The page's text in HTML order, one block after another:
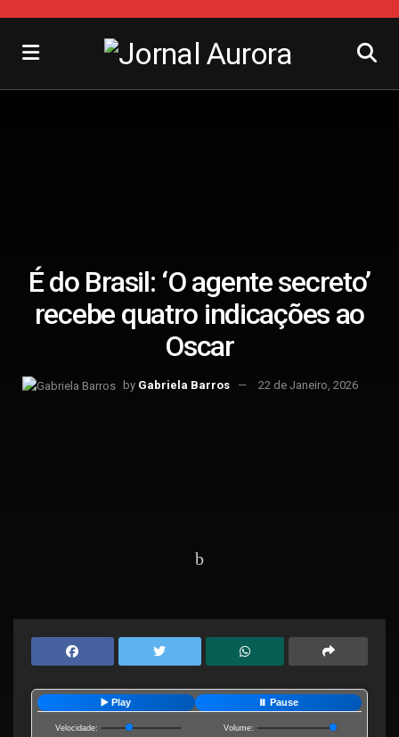
É do Brasil: ‘O agente secreto’
recebe quatro indicações ao
Oscar
by Gabriela Barros 22 de Janeiro, 2026
▶️ Play ⏸️ Pause
Velocidade: Volume: